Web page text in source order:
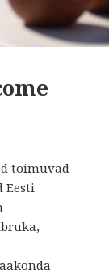
toimuvad
Eesti